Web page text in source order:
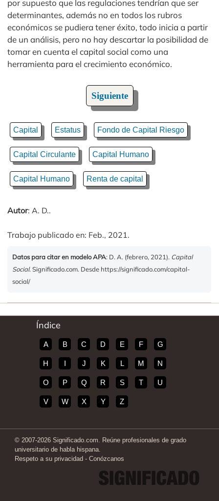
por supuesto que las regulaciones tendrían que ser
determinantes, además no en todos los rubros
económicos se pudiera tener éxito, todo inicia a partir
de un análisis, pero no hay descartar la posibilidad de
tomar en cuenta el capital social como una
herramienta para el crecimiento económico.
Siguiente
Capital Estatus Fondo de Capital Riesgo
Capital Circulante Capital Humano
Capital Humano Renta de capital
Autor: A. D..
Trabajo publicado en: Feb., 2021.
Datos para citar en modelo APA: D. A. (febrero, 2021). Capital
Social. Significado.com. Desde https://significado.com/capital-
social/
Índice
A B C D E F G
H I J K L M N
O P Q R S T U
V W X Y Z
© 2007-2026 Significado.com. Reúne profesionales de grado
universitario de habla hispana.
Respeto a su privacidad - Conózcanos